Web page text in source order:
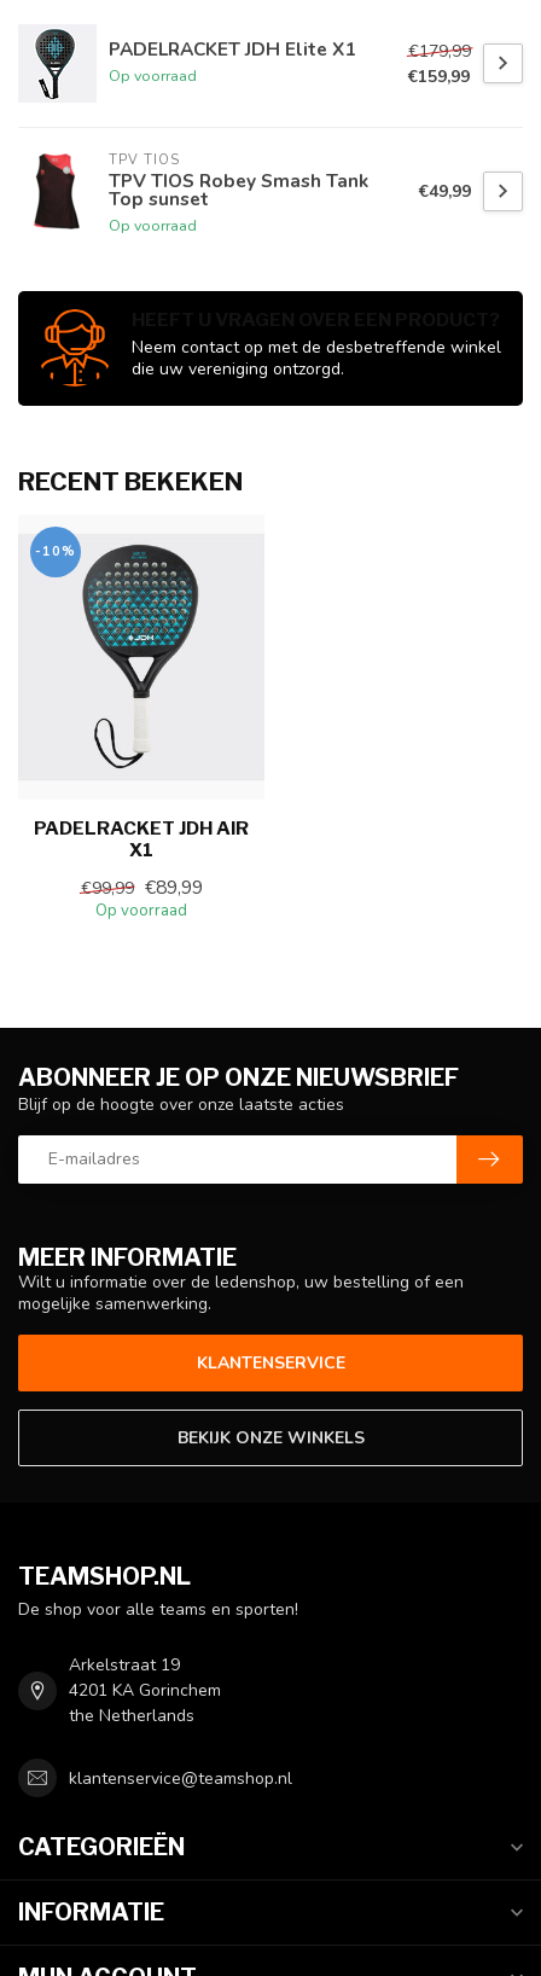
PADELRACKET JDH Elite X1
Op voorraad
€179,99
€159,99
TPV TIOS
TPV TIOS Robey Smash Tank
Top sunset
Op voorraad
€49,99
Neem contact op met de desbetreffende winkel
die uw vereniging ontzorgd.
RECENT BEKEKEN
-10%
PADELRACKET JDH AIR
X1
€99,99 €89,99
Op voorraad
MEER INFORMATIE
Wilt u informatie over de ledenshop, uw bestelling of een
mogelijke samenwerking.
KLANTENSERVICE
BEKIJK ONZE WINKELS
ABONNEER JE OP ONZE NIEUWSBRIEF
Blijf op de hoogte over onze laatste acties
TEAMSHOP.NL
De shop voor alle teams en sporten!
Arkelstraat 19
4201 KA Gorinchem
the Netherlands
klantenservice@teamshop.nl
CATEGORIEËN
INFORMATIE